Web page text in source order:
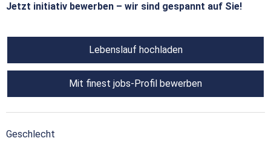
Jetzt initiativ bewerben – wir sind gespannt auf Sie!
Lebenslauf hochladen
Mit finest jobs-Profil bewerben
Geschlecht